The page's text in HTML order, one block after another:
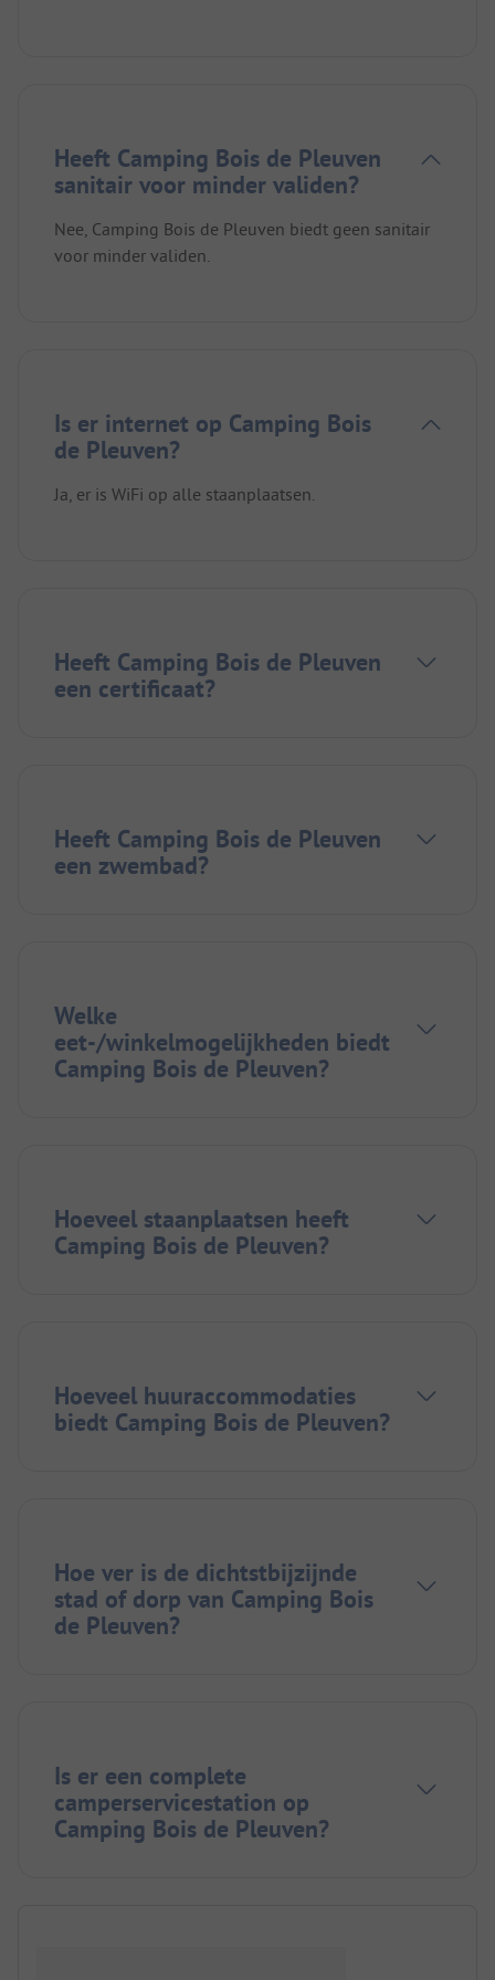
Heeft Camping Bois de Pleuven
sanitair voor minder validen?
Nee, Camping Bois de Pleuven biedt geen sanitair
voor minder validen.
Is er internet op Camping Bois
de Pleuven?
Ja, er is WiFi op alle staanplaatsen.
Heeft Camping Bois de Pleuven
een certificaat?
Heeft Camping Bois de Pleuven
een zwembad?
Welke
eet-/winkelmogelijkheden biedt
Camping Bois de Pleuven?
Hoeveel staanplaatsen heeft
Camping Bois de Pleuven?
Hoeveel huuraccommodaties
biedt Camping Bois de Pleuven?
Hoe ver is de dichtstbijzijnde
stad of dorp van Camping Bois
de Pleuven?
Is er een complete
camperservicestation op
Camping Bois de Pleuven?